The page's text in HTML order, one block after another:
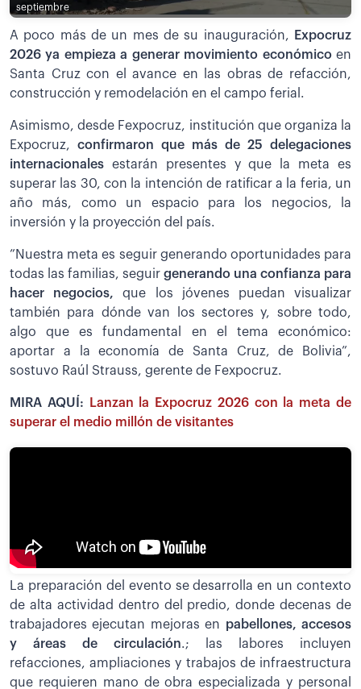
septiembre
A poco más de un mes de su inauguración,
Expocruz
2026 ya empieza a generar movimiento económico en
Santa Cruz con el avance en las obras de refacción,
construcción y remodelación en el campo ferial.
Asimismo, desde Fexpocruz, institución que organiza la
Expocruz, confirmaron que más de 25 delegaciones
internacionales estarán presentes y que la meta es
superar las 30, con la intención de ratificar a la feria, un
año más, como un espacio para los negocios, la
inversión y la proyección del país.
”Nuestra meta es seguir generando oportunidades para
todas las familias, seguir generando una confianza para
hacer negocios,que los jóvenes puedan visualizar
también para dónde van los sectores y, sobre todo,
algo que es fundamental en el tema económico:
aportar a la economía de Santa Cruz, de Bolivia”,
sostuvo Raúl Strauss, gerente de Fexpocruz.
MIRA AQUÍ:
Lanzan la Expocruz 2026 con la meta de
superar el medio millón de visitantes
La preparación del evento se desarrolla en un contexto
de alta actividad dentro del predio, donde decenas de
trabajadores ejecutan mejoras en pabellones, accesos
y áreas de circulación.; las labores incluyen
refacciones, ampliaciones y trabajos de infraestructura
que requieren mano de obra especializada y personal